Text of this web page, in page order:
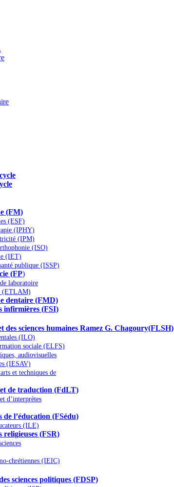
(FM)
(ESF)
(IPHY)
(IPM)
(ISO)
(IET)
publique (ISSP)
(FP)
laboratoire
(ETLAM)
dentaire (FMD)
infirmières (FSI)
des sciences humaines Ramez G. Chagoury(FLSH)
(ILO)
sociale (ELFS)
audiovisuelles
(IESAV)
et techniques de
de traduction (FdLT)
d’interprètes
de l’éducation (FSédu)
(ILE)
religieuses (FSR)
chrétiennes (IEIC)
sciences politiques (FDSP)